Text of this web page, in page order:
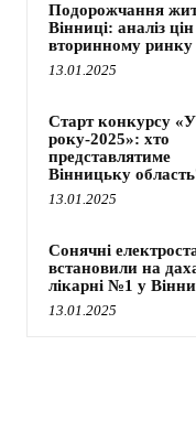
Подорожчання
Вінниці: аналіз
вторинному ринку
13.01.2025
Старт конкурсу
року-2025»: хто
представлятиме
Вінницьку
13.01.2025
Сонячні
встановили на
лікарні №1 у
13.01.2025